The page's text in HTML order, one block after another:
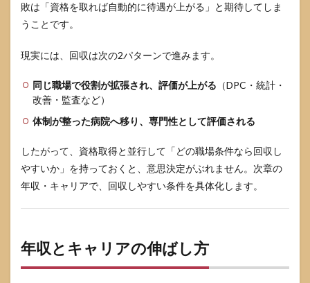
敗は「資格を取れば自動的に待遇が上がる」と期待してしま
うことです。
現実には、回収は次の2パターンで進みます。
同じ職場で役割が拡張され、評価が上がる （DPC・統計・
改善・監査など）
体制が整った病院へ移り、専門性として評価される
したがって、資格取得と並行して「どの職場条件なら回収し
やすいか」を持っておくと、意思決定がぶれません。次章の
年収・キャリアで、回収しやすい条件を具体化します。
年収とキャリアの伸ばし方